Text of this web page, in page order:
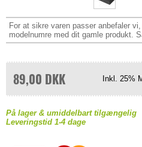
For at sikre varen passer anbefaler
modelnumre med dit gamle produkt.
89,00 DKK Inkl. 25%
På lager & umiddelbart tilgængelig
Leveringstid 1-4 dage